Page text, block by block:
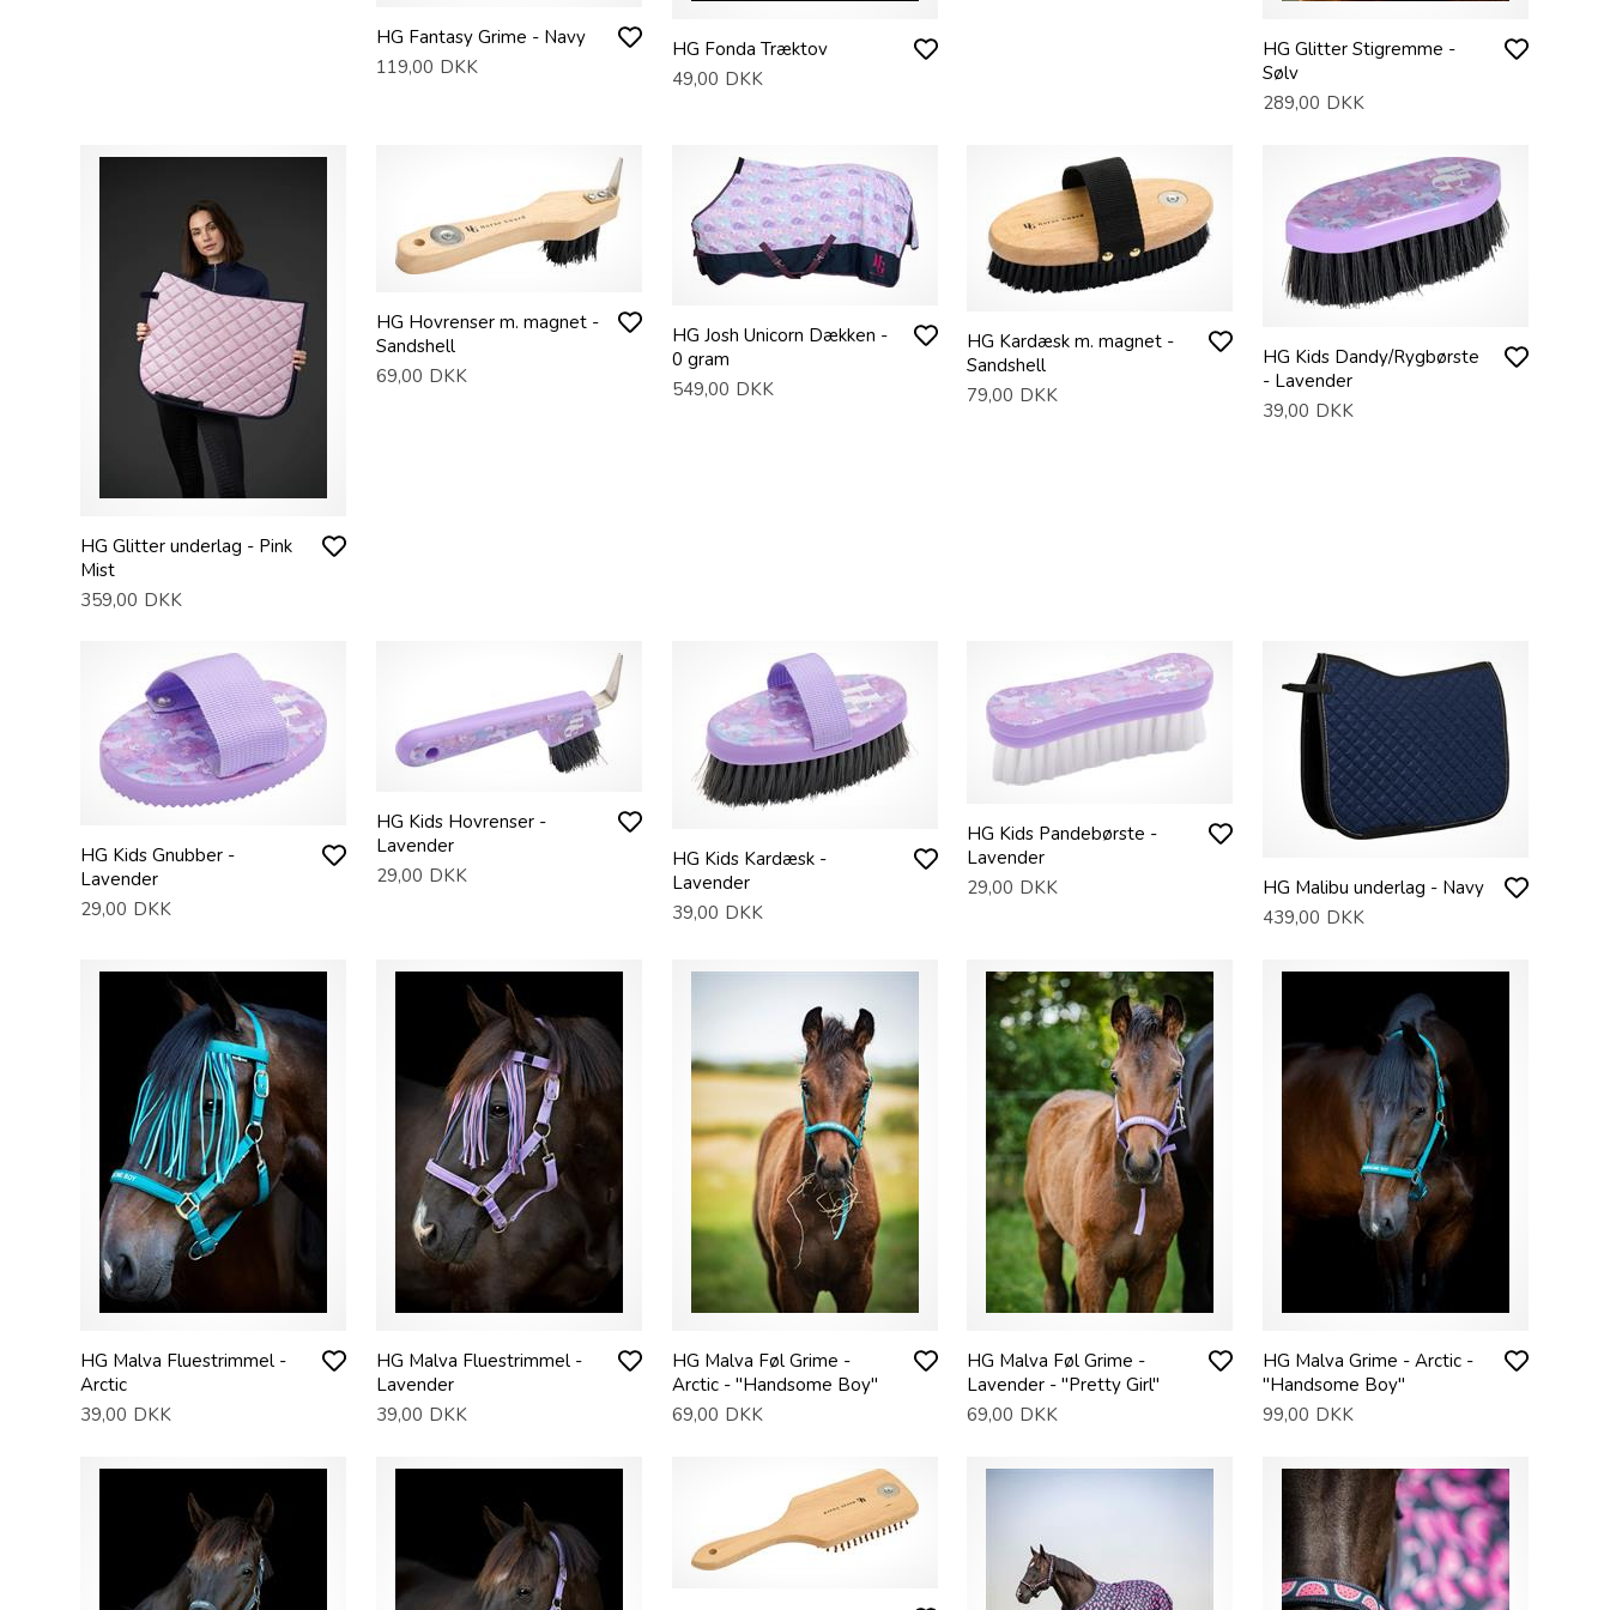
HG Fantasy Grime - Navy
119,00 DKK
HG Fonda Træktov
49,00 DKK
HG Glitter Stigremme -
Sølv
289,00 DKK
HG Glitter underlag - Pink
Mist
359,00 DKK
HG Hovrenser m. magnet -
Sandshell
69,00 DKK
HG Josh Unicorn Dækken -
0 gram
549,00 DKK
HG Kardæsk m. magnet -
Sandshell
79,00 DKK
HG Kids Dandy/Rygbørste
- Lavender
39,00 DKK
HG Kids Gnubber -
Lavender
29,00 DKK
HG Kids Hovrenser -
Lavender
29,00 DKK
HG Kids Kardæsk -
Lavender
39,00 DKK
HG Kids Pandebørste -
Lavender
29,00 DKK
HG Malibu underlag - Navy
439,00 DKK
HG Malva Fluestrimmel -
Arctic
39,00 DKK
HG Malva Fluestrimmel -
Lavender
39,00 DKK
HG Malva Føl Grime -
Arctic - "Handsome Boy"
69,00 DKK
HG Malva Føl Grime -
Lavender - "Pretty Girl"
69,00 DKK
HG Malva Grime - Arctic -
"Handsome Boy"
99,00 DKK